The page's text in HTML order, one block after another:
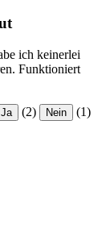
ich keinerlei
Funktioniert
Ja (2) Nein (1)